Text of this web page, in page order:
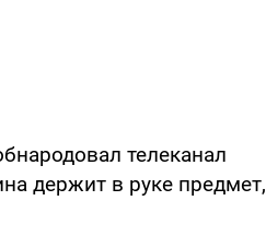
телеканал
держит в руке предмет,